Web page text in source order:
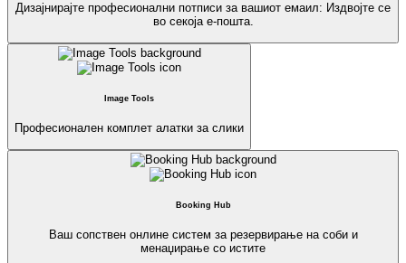
Дизајнирајте професионални потписи за вашиот емаил: Издвојте се
во секоја е-пошта.
Image Tools
Професионален комплет алатки за слики
Booking Hub
Ваш сопствен онлине систем за резервирање на соби и
менаџирање со истите